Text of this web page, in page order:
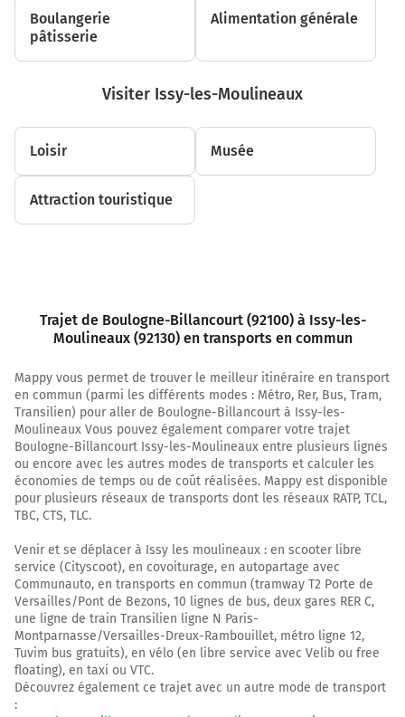
Boulangerie
pâtisserie
Alimentation générale
Visiter Issy-les-Moulineaux
Loisir Musée
Attraction touristique
Trajet de Boulogne-Billancourt (92100) à Issy-les-
Moulineaux (92130) en transports en commun
Mappy vous permet de trouver le meilleur itinéraire en transport
en commun (parmi les différents modes : Métro, Rer, Bus, Tram,
Transilien) pour aller de Boulogne-Billancourt à Issy-les-
Moulineaux Vous pouvez également comparer votre trajet
Boulogne-Billancourt Issy-les-Moulineaux entre plusieurs lignes
ou encore avec les autres modes de transports et calculer les
économies de temps ou de coût réalisées. Mappy est disponible
pour plusieurs réseaux de transports dont les réseaux RATP, TCL,
TBC, CTS, TLC.
Venir et se déplacer à Issy les moulineaux : en scooter libre
service (Cityscoot), en covoiturage, en autopartage avec
Communauto, en transports en commun (tramway T2 Porte de
Versailles/Pont de Bezons, 10 lignes de bus, deux gares RER C,
une ligne de train Transilien ligne N Paris-
Montparnasse/Versailles-Dreux-Rambouillet, métro ligne 12,
Tuvim bus gratuits), en vélo (en libre service avec Velib ou free
floating), en taxi ou VTC.
Découvrez également ce trajet avec un autre mode de transport
: